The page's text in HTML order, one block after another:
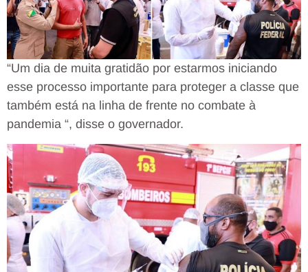
“Um dia de muita gratidão por estarmos iniciando
esse processo importante para proteger a classe que
também está na linha de frente no combate à
pandemia “, disse o governador.